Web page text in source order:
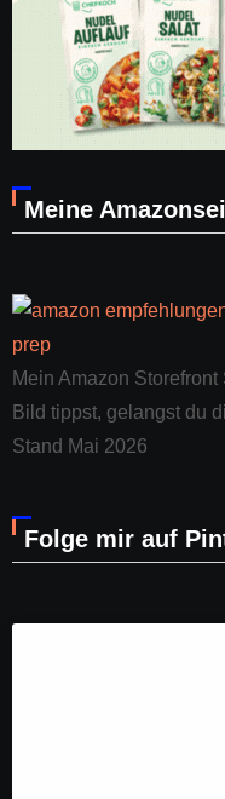
Meine
Mein Amazon
Bild tippst, gelangst du
Stand Mai 2026
Folge mir auf